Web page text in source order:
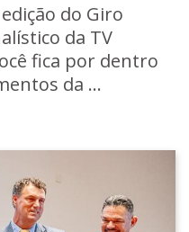
do Giro
da TV
fica por dentro
da ...